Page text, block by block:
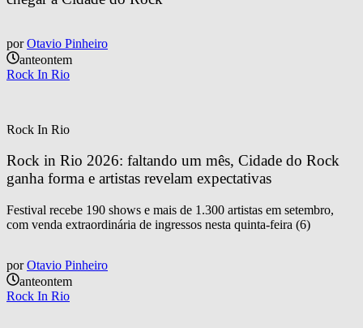
por Otavio Pinheiro
anteontem
Rock In Rio
Rock In Rio
Rock in Rio 2026: faltando um mês, Cidade do Rock
ganha forma e artistas revelam expectativas
Festival recebe 190 shows e mais de 1.300 artistas em setembro,
com venda extraordinária de ingressos nesta quinta-feira (6)
por Otavio Pinheiro
anteontem
Rock In Rio